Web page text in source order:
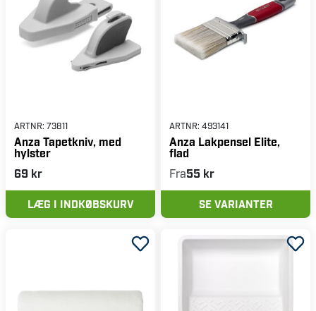
ARTNR: 73811
Anza Tapetkniv, med
hylster
69 kr
LÆG I INDKØBSKURV
ARTNR: 493141
Anza Lakpensel Elite,
flad
Fra55 kr
SE VARIANTER